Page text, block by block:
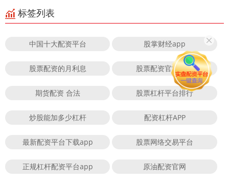
标签列表
中国十大配资平台 股掌财经app
股票配资的月利息 股票配资官方公司
期货配资 合法 股票杠杆平台排行
炒股能加多少杠杆 配资杠杆APP
最新配资平台下载app 股票网络交易平台
正规杠杆配资平台app 原油配资官网